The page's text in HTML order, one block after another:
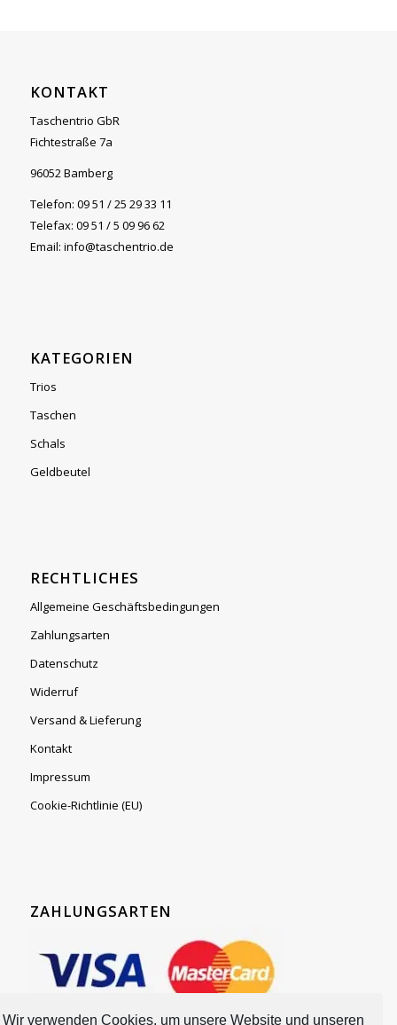
Wir verwenden Cookies, um unsere Website und unseren
KONTAKT
Taschentrio GbR
Fichtestraße 7a
96052 Bamberg
Telefon: 09 51 / 25 29 33 11
Telefax: 09 51 / 5 09 96 62
Email: info@taschentrio.de
KATEGORIEN
Trios
Taschen
Schals
Geldbeutel
RECHTLICHES
Allgemeine Geschäftsbedingungen
Zahlungsarten
Datenschutz
Widerruf
Versand & Lieferung
Kontakt
Impressum
Cookie-Richtlinie (EU)
ZAHLUNGSARTEN